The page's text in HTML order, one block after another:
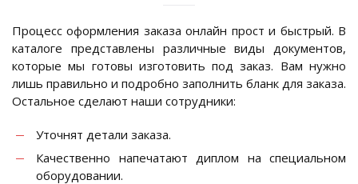
Процесс оформления заказа онлайн прост и быстрый. В
каталоге представлены различные виды документов,
которые мы готовы изготовить под заказ. Вам нужно
лишь правильно и подробно заполнить бланк для заказа.
Остальное сделают наши сотрудники:
Уточнят детали заказа.
Качественно напечатают диплом на специальном
оборудовании.